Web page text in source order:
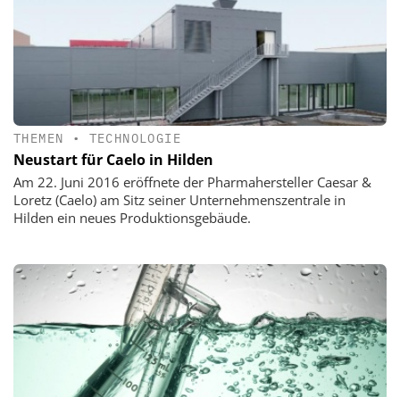
THEMEN • TECHNOLOGIE
Neustart für Caelo in Hilden
Am 22. Juni 2016 eröffnete der Pharmahersteller Caesar &
Loretz (Caelo) am Sitz seiner Unternehmenszentrale in
Hilden ein neues Produktionsgebäude.